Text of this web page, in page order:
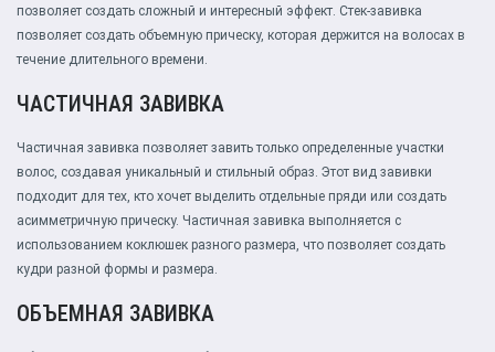
позволяет создать сложный и интересный эффект. Стек-завивка
позволяет создать объемную прическу, которая держится на волосах в
течение длительного времени.
ЧАСТИЧНАЯ ЗАВИВКА
Частичная завивка позволяет завить только определенные участки
волос, создавая уникальный и стильный образ. Этот вид завивки
подходит для тех, кто хочет выделить отдельные пряди или создать
асимметричную прическу. Частичная завивка выполняется с
использованием коклюшек разного размера, что позволяет создать
кудри разной формы и размера.
ОБЪЕМНАЯ ЗАВИВКА